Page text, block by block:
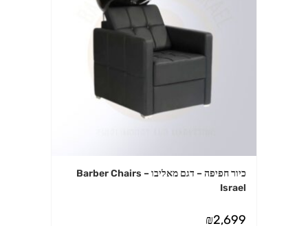
כיור חפיפה – דגם מאליבו – Barber Chairs
Israel
₪2,699